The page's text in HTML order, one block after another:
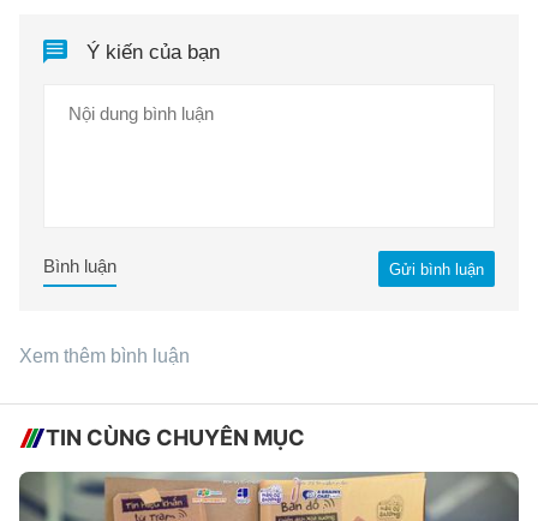
Ý kiến của bạn
Gửi bình luận
Bình luận
Xem thêm bình luận
TIN CÙNG CHUYÊN MỤC